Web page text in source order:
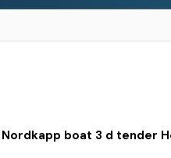
Nordkapp boat 3 d tender